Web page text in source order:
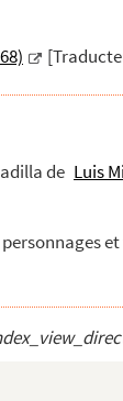
de Luis